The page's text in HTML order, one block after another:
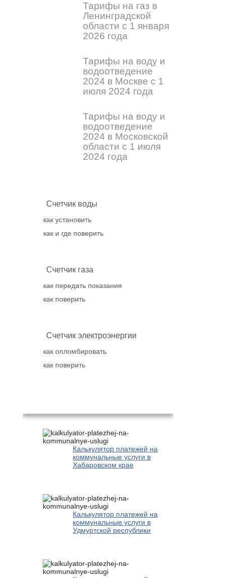
Тарифы на газ в
Ленинградской
области с 1 января
2026 года
Тарифы на воду и
водоотведение
2024 в Москве с 1
июля 2024 года
Тарифы на воду и
водоотведение
2024 в Московской
области с 1 июля
2024 года
Счетчик воды
как установить
как и где поверить
Счетчик газа
как передать показания
как поверить
Счетчик электроэнергии
как опломбировать
как поверить
Калькулятор платежей на
коммунальные услуги в
Хабаровском крае
Калькулятор платежей на
коммунальные услуги в
Удмуртской республики